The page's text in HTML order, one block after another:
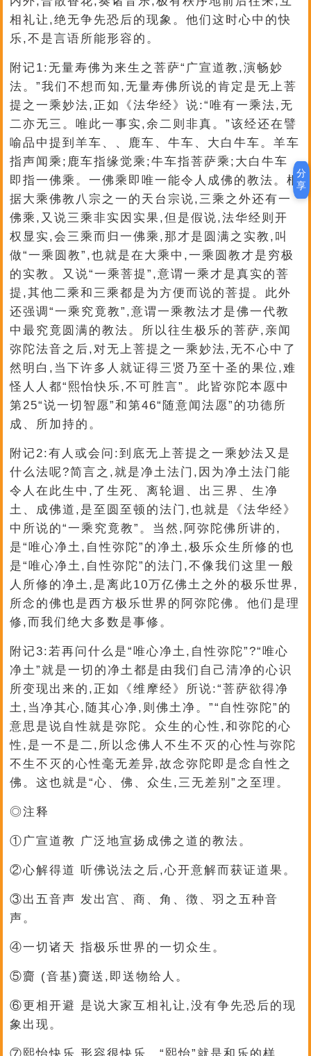
相礼让,绝无争先恐后的现象。他们这时心中的快
乐,不是言语所能形容的。
附记1:无量寿佛为来生之菩萨“广宣道教,演畅妙
法。”我们不想而知,无量寿佛所说的肯定是无上菩
提之一乘妙法,正如《法华经》说:“唯有一乘法,无
二亦无三。唯此一事实,余二则非真。”该经还在譬
喻品中提到羊车、、鹿车、牛车、大白牛车。羊车
指声闻乘;鹿车指缘觉乘;牛车指菩萨乘;大白牛车
即指一佛乘。一佛乘即唯一能令人成佛的教法。根
据大乘佛教八宗之一的天台宗说,三乘之外还有一
佛乘,又说三乘非实因实果,但是假说,法华经则开
权显实,会三乘而归一佛乘,那才是圆满之实教,叫
做“一乘圆教”,也就是在大乘中,一乘圆教才是穷极
的实教。又说“一乘菩提”,意谓一乘才是真实的菩
提,其他二乘和三乘都是为方便而说的菩提。此外
还强调“一乘究竟教”,意谓一乘教法才是佛一代教
中最究竟圆满的教法。所以往生极乐的菩萨,亲闻
弥陀法音之后,对无上菩提之一乘妙法,无不心中了
然明白,当下许多人就证得三贤乃至十圣的果位,难
怪人人都“熙怡快乐,不可胜言”。此皆弥陀本愿中
第25“说一切智愿”和第46“随意闻法愿”的功德所
成、所加持的。
附记2:有人或会问:到底无上菩提之一乘妙法又是
什么法呢?简言之,就是净土法门,因为净土法门能
令人在此生中,了生死、离轮迴、出三界、生净
土、成佛道,是至圆至顿的法门,也就是《法华经》
中所说的“一乘究竟教”。当然,阿弥陀佛所讲的,
是“唯心净土,自性弥陀”的净土,极乐众生所修的也
是“唯心净土,自性弥陀”的法门,不像我们这里一般
人所修的净土,是离此10万亿佛土之外的极乐世界,
所念的佛也是西方极乐世界的阿弥陀佛。他们是理
修,而我们绝大多数是事修。
附记3:若再问什么是“唯心净土,自性弥陀”?“唯心
净土”就是一切的净土都是由我们自己清净的心识
所变现出来的,正如《维摩经》所说:“菩萨欲得净
土,当净其心,随其心净,则佛土净。”“自性弥陀”的
意思是说自性就是弥陀。众生的心性,和弥陀的心
性,是一不是二,所以念佛人不生不灭的心性与弥陀
不生不灭的心性毫无差异,故念弥陀即是念自性之
佛。这也就是“心、佛、众生,三无差别”之至理。
◎注释
①广宣道教 广泛地宣扬成佛之道的教法。
②心解得道 听佛说法之后,心开意解而获证道果。
③出五音声 发出宫、商、角、徴、羽之五种音
声。
④一切诸天 指极乐世界的一切众生。
⑤齎 (音基)齎送,即送物给人。
⑥更相开避 是说大家互相礼让,没有争先恐后的现
象出现。
分
享